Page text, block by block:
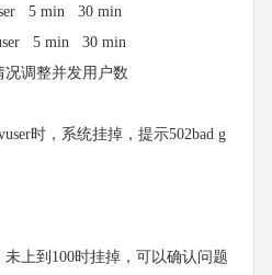
5 min 30 min
5 min 30 min
调整并发用户数
时，系统挂掉，提示502bad g
上到100时挂掉，可以确认问题